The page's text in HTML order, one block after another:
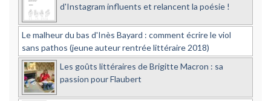
d'Instagram influents et relancent la poésie !
Le malheur du bas d'Inès Bayard : comment écrire le viol
sans pathos (jeune auteur rentrée littéraire 2018)
Les goûts littéraires de Brigitte Macron : sa
passion pour Flaubert